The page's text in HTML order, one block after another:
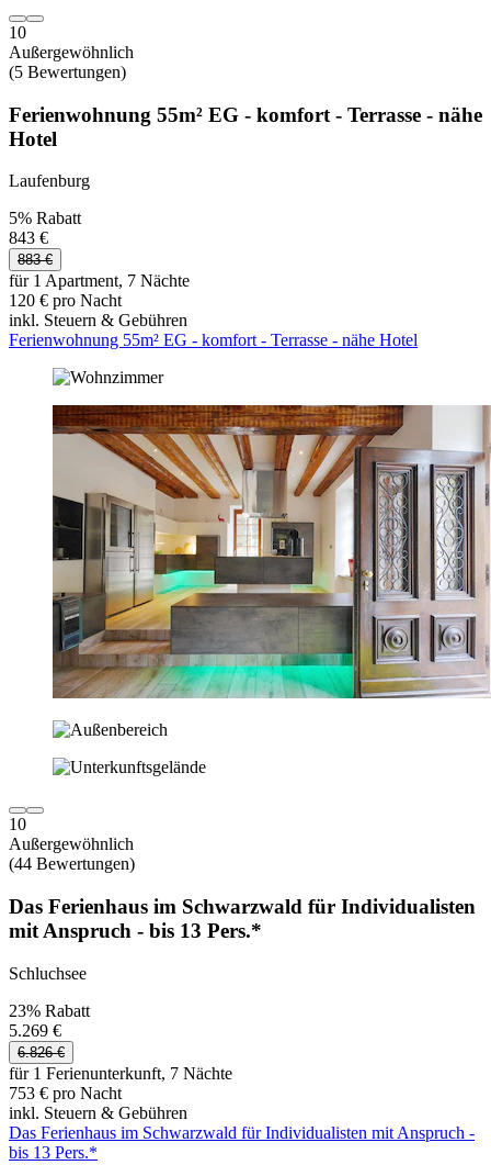
10
Außergewöhnlich
(5 Bewertungen)
Ferienwohnung 55m² EG - komfort - Terrasse - nähe
Hotel
Laufenburg
5% Rabatt
843 €
883 €
für 1 Apartment, 7 Nächte
120 € pro Nacht
inkl. Steuern & Gebühren
Ferienwohnung 55m² EG - komfort - Terrasse - nähe Hotel
10
Außergewöhnlich
(44 Bewertungen)
Das Ferienhaus im Schwarzwald für Individualisten
mit Anspruch - bis 13 Pers.*
Schluchsee
23% Rabatt
5.269 €
6.826 €
für 1 Ferienunterkunft, 7 Nächte
753 € pro Nacht
inkl. Steuern & Gebühren
Das Ferienhaus im Schwarzwald für Individualisten mit Anspruch -
bis 13 Pers.*